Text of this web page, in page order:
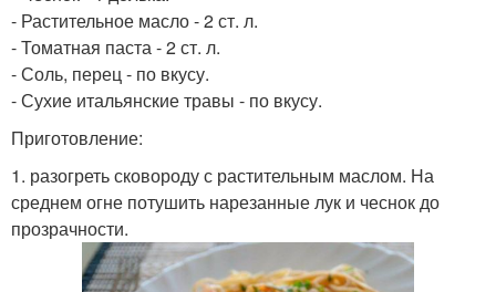
- Растительное масло - 2 ст. л.
- Томатная паста - 2 ст. л.
- Соль, перец - по вкусу.
- Сухие итальянские травы - по вкусу.
Приготовление:
1. разогреть сковороду с растительным маслом. На
среднем огне потушить нарезанные лук и чеснок до
прозрачности.